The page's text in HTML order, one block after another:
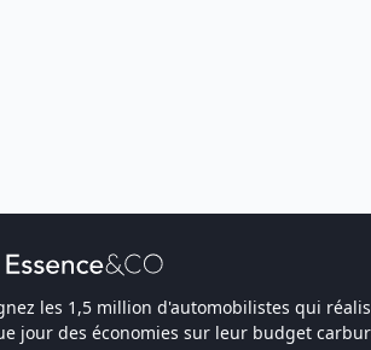
les 1,5 million d'automobilistes qui
jour des économies sur leur budget